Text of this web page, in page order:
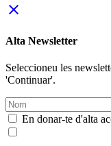
close
Alta Newsletter
Seleccioneu les
'Continuar'.
En donar-te d'alta